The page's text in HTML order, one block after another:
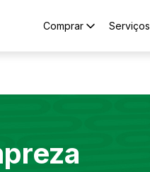
Comprar Serviços